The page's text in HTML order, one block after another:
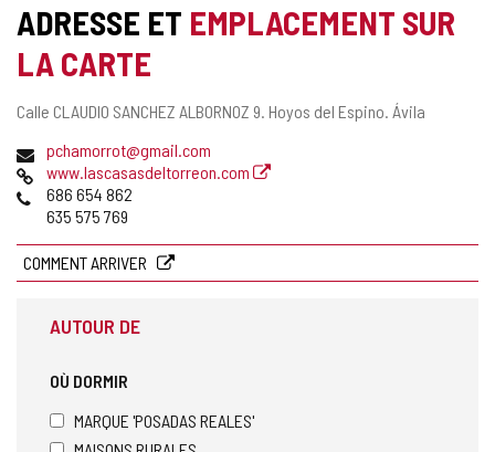
ADRESSE ET EMPLACEMENT SUR
LA CARTE
Adresse
Calle CLAUDIO SANCHEZ ALBORNOZ 9. Hoyos del Espino. Ávila
Adresse
de
courrier
électronique
pchamorrot@gmail.com
Page
Web
www.lascasasdeltorreon.com
Téléphones
686 654 862
635 575 769
COMMENT ARRIVER
AUTOUR DE
OÙ DORMIR
MARQUE 'POSADAS REALES'